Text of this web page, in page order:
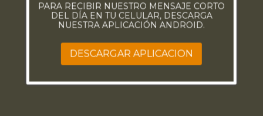
PARA RECIBIR NUESTRO MENSAJE CORTO
DEL DÍA EN TU CELULAR, DESCARGA
NUESTRA APLICACIÓN ANDROID.
DESCARGAR APLICACION